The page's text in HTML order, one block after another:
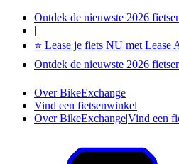
Ontdek de nieuwste 2026
|
⭐ Lease je fiets NU met Lease
Ontdek de nieuwste 2026
Over BikeExchange
Vind een fietsenwinkel
Over BikeExchange|Vind een